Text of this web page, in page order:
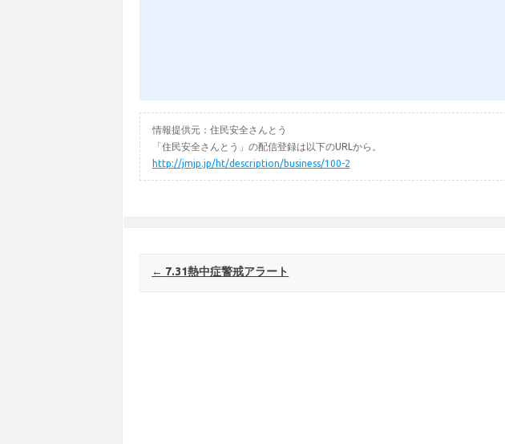
情報提供元：住民安全さんとう
「住民安全さんとう」の配信登録は以下のURLから。
http://jmjp.jp/ht/description/business/100-2
Post navigation
← 7.31熱中症警戒アラート